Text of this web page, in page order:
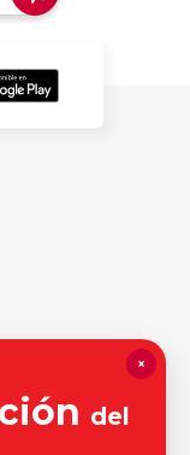
×
del